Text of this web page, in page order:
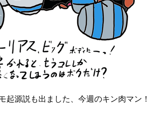
起源説も出ました、今週のキン肉マン！